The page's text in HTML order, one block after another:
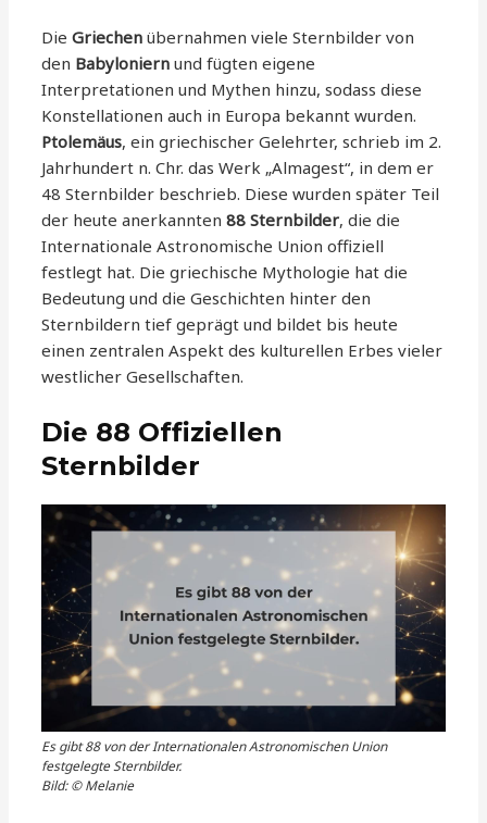
DieGriechen übernahmen viele Sternbilder von
den Babyloniern und fügten eigene
Interpretationen und Mythen hinzu, sodass diese
Konstellationen auch in Europa bekannt wurden.
Ptolemäus, ein griechischer Gelehrter, schrieb im 2.
Jahrhundert n. Chr. das Werk „Almagest“, in dem er
48 Sternbilder beschrieb. Diese wurden später Teil
der heute anerkannten88 Sternbilder, die die
Internationale Astronomische Union offiziell
festlegt hat. Die griechische Mythologie hat die
Bedeutung und die Geschichten hinter den
Sternbildern tief geprägt und bildet bis heute
einen zentralen Aspekt des kulturellen Erbes vieler
westlicher Gesellschaften.
Die 88 Offiziellen
Sternbilder
Es gibt 88 von der Internationalen Astronomischen Union
festgelegte Sternbilder.
Bild: © Melanie